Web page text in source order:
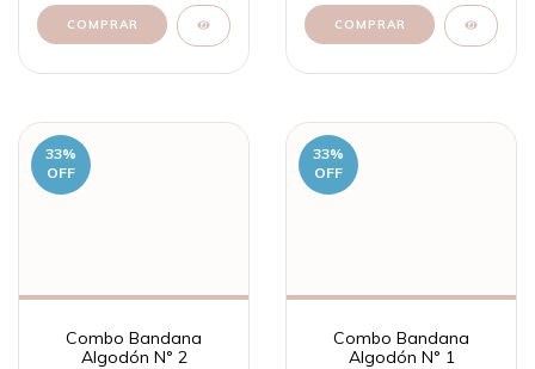
33%
OFF
Combo Bandana
Algodón N° 2
33%
OFF
Combo Bandana
Algodón N° 1